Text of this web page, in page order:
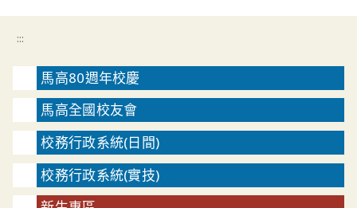
:::
馬高80週年校慶
馬高全國校友會
校務行政系統(日間)
校務行政系統(實技)